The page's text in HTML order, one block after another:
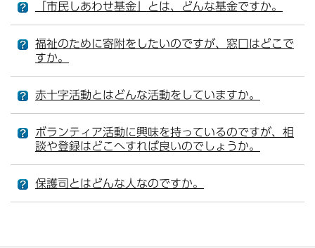
「市民しあわせ基金」とは、どんな基金ですか。
福祉のために寄附をしたいのですが、窓口はどこで
すか。
赤十字活動とはどんな活動をしていますか。
ボランティア活動に興味を持っているのですが、相
談や登録はどこへすれば良いのでしょうか。
保護司とはどんな人なのですか。